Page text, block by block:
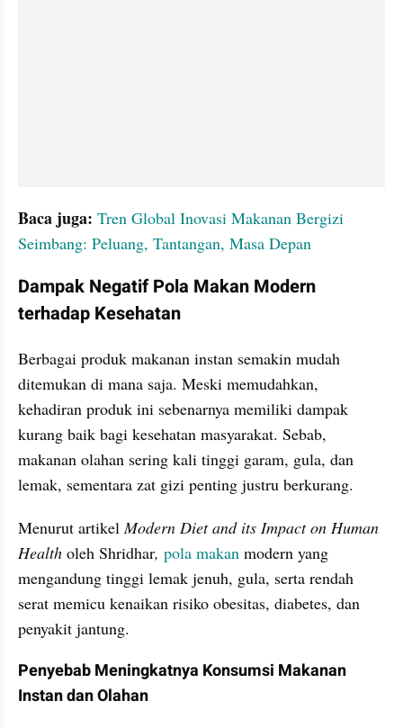
Baca juga: Tren Global Inovasi Makanan Bergizi
Seimbang: Peluang, Tantangan, Masa Depan
Dampak Negatif Pola Makan Modern
terhadap Kesehatan
Berbagai produk makanan instan semakin mudah
ditemukan di mana saja. Meski memudahkan,
kehadiran produk ini sebenarnya memiliki dampak
kurang baik bagi kesehatan masyarakat. Sebab,
makanan olahan sering kali tinggi garam, gula, dan
lemak, sementara zat gizi penting justru berkurang.
Menurut artikel Modern Diet and its Impact on Human
Health oleh Shridhar, pola makan modern yang
mengandung tinggi lemak jenuh, gula, serta rendah
serat memicu kenaikan risiko obesitas, diabetes, dan
penyakit jantung.
Penyebab Meningkatnya Konsumsi Makanan
Instan dan Olahan